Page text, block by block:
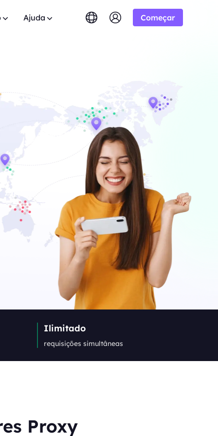
real do
e áudio do
Yandex
Youtube
Amazon
Facebook
Instagram
1K resultados
1K resultados
COMEÇANDO EM
seus negócios e
Teste Gratuito
para boas cooperações
ofertas.
sobre crawlers da
+200Mais
>Todos os locais
Ajuda
respostas instantâneas.
guias passo a passo para configurar e
proxy.
controle total e automação para seus
proxy
contato
soluções premium personalizadas para
Começar
Ilimitado
requisições simultâneas
Proxy